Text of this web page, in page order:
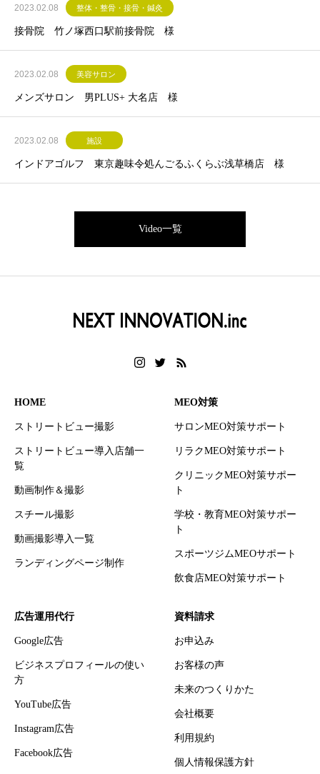
2023.02.08 整体・整骨・接骨・鍼灸
接骨院 竹ノ塚西口駅前接骨院 様
2023.02.08 美容サロン
メンズサロン 男PLUS+ 大名店 様
2023.02.08 施設
インドアゴルフ 東京趣味令処んごるふくらぶ浅草橋店 様
Video一覧
HOME
ストリートビュー撮影
ストリートビュー導入店舗一
覧
動画制作＆撮影
スチール撮影
動画撮影導入一覧
ランディングページ制作
MEO対策
サロンMEO対策サポート
リラクMEO対策サポート
クリニックMEO対策サポー
ト
学校・教育MEO対策サポー
ト
スポーツジムMEOサポート
飲食店MEO対策サポート
広告運用代行
Google広告
ビジネスプロフィールの使い
方
YouTube広告
Instagram広告
Facebook広告
資料請求
お申込み
お客様の声
未来のつくりかた
会社概要
利用規約
個人情報保護方針